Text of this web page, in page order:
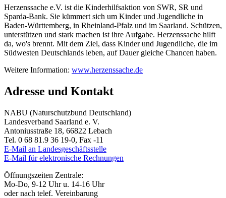
Herzenssache e.V. ist die Kinderhilfsaktion von SWR, SR und
Sparda-Bank. Sie kümmert sich um Kinder und Jugendliche in
Baden-Württemberg, in Rheinland-Pfalz und im Saarland. Schützen,
unterstützen und stark machen ist ihre Aufgabe. Herzenssache hilft
da, wo's brennt. Mit dem Ziel, dass Kinder und Jugendliche, die im
Südwesten Deutschlands leben, auf Dauer gleiche Chancen haben.
Weitere Information: www.herzenssache.de
Adresse und Kontakt
NABU (Naturschutzbund Deutschland)
Landesverband Saarland e. V.
Antoniusstraße 18, 66822 Lebach
Tel. 0 68 81.9 36 19-0, Fax -11
E-Mail an Landesgeschäftsstelle
E-Mail für elektronische Rechnungen
Öffnungszeiten Zentrale:
Mo-Do, 9-12 Uhr u. 14-16 Uhr
oder nach telef. Vereinbarung